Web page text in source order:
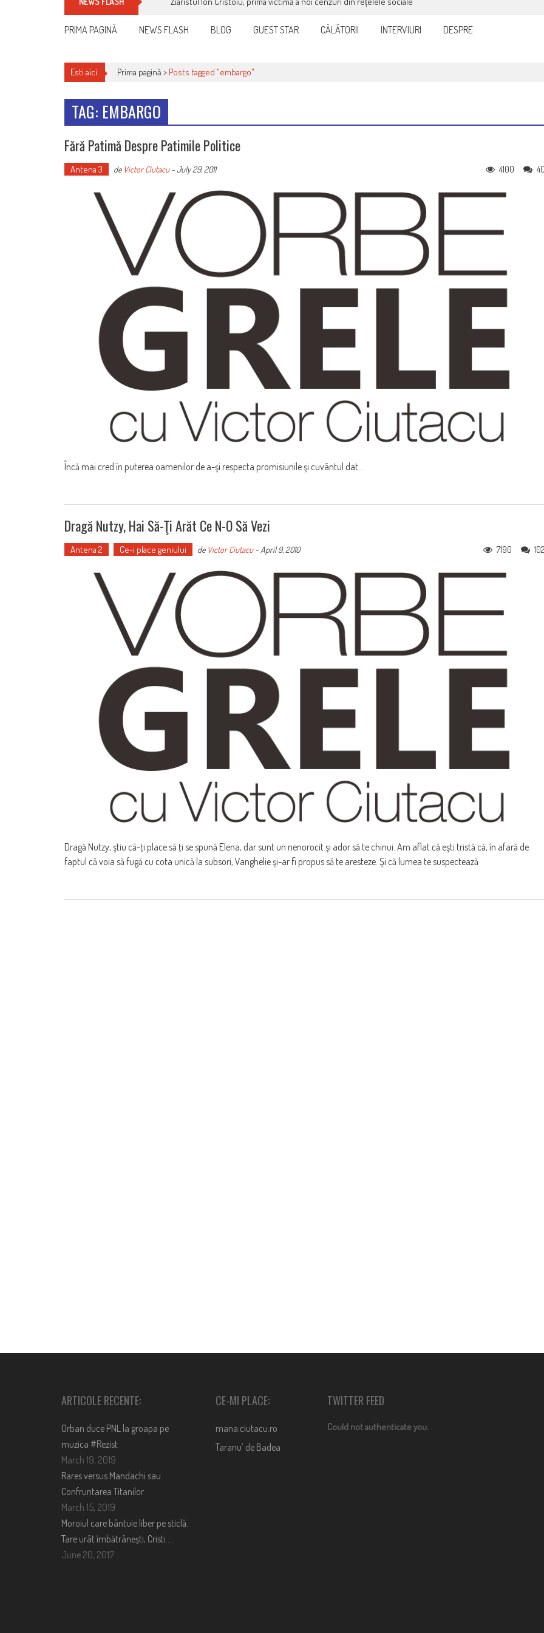
PRIMA PAGINĂ NEWS FLASH BLOG GUEST STAR CĂLĂTORII INTERVIURI DESPRE
Esti aici: Prima pagină > Posts tagged "embargo"
TAG: EMBARGO
Fără Patimă Despre Patimile Politice
Antena 3 de Victor Ciutacu-July 29, 2011 4100
Încă mai cred în puterea oamenilor de a-şi respecta promisiunile şi cuvântul dat...
Dragă Nutzy, Hai Să-Ţi Arăt Ce N-O Să Vezi
Antena 2 Ce-i place geniului de Victor Ciutacu- April 9, 2010 7190
Dragă Nutzy, ştiu că-ţi place să ţi se spună Elena, dar sunt un nenorocit şi ador să te chinui. Am aflat că eşti tristă că, în afară de
faptul că voia să fugă cu cota unică la subsori, Vanghelie şi-ar fi propus să te aresteze. Şi că lumea te suspectează
ARTICOLE RECENTE:
Orban duce PNL la groapa pe
muzica #Rezist
March 19, 2019
Rares versus Mandachi sau
Confruntarea Titanilor
March 15, 2019
Moroiul care bântuie liber pe sticlă.
Tare urât îmbătrânești, Cristi….
June 20, 2017
CE-MI PLACE:
mana.ciutacu.ro
Taranu’ de Badea
TWITTER FEED
Could not authenticate you.